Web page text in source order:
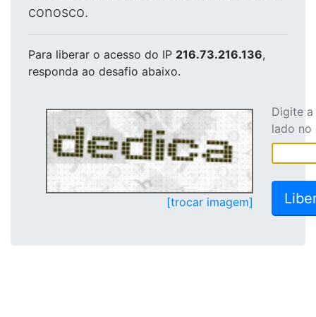
conosco.
Para liberar o acesso do IP 216.73.216.136,
responda ao desafio abaixo.
[trocar imagem]
Digite
lado no